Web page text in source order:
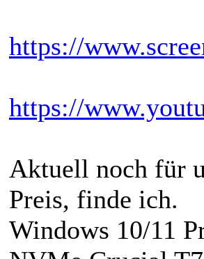
https://
https://
Aktuell noch für
Preis, finde ich.
Windows 10/11